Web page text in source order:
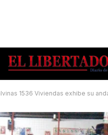
1536 Viviendas exhibe su andar ganador